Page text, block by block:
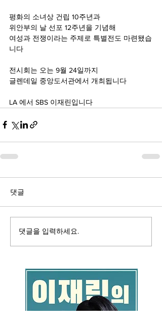
평화의 소녀상 건립 10주년과
위안부의 날 선포 12주년을 기념해
여성과 전쟁이라는 주제로 특별전도 마련됐습
니다
전시회는 오는 9월 24일까지
글렌데일 중앙도서관에서 개최됩니다
LA 에서 SBS 이재린입니다
댓글
댓글을 입력하세요.